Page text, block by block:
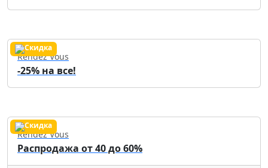
Rendez Vous
-25% на все!
Rendez Vous
Распродажа от 40 до 60%